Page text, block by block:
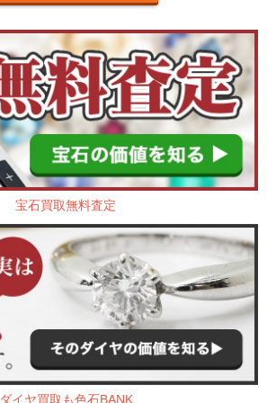
宝石買取無料査定
ダイヤ買取も色石BANK